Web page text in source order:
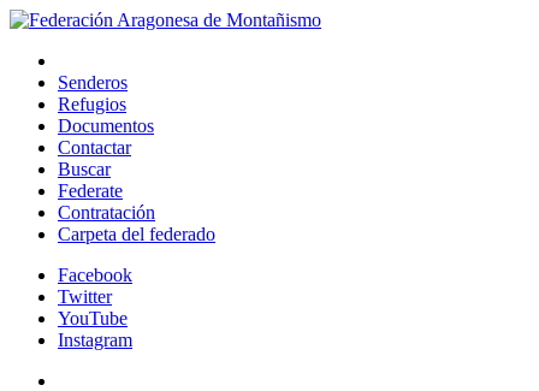
Senderos
Refugios
Documentos
Contactar
Buscar
Federate
Contratación
Carpeta del federado
Facebook
Twitter
YouTube
Instagram